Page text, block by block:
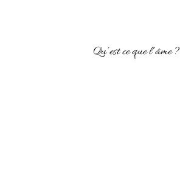
Qu’est ce que l’âme ?